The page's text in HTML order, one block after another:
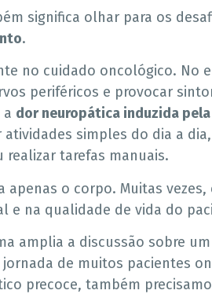
significa olhar para os
.
no cuidado oncológico. No
periféricos e provocar
a dor neuropática induzida
simples do dia a
realizar tarefas manuais.
apenas o corpo. Muitas
e na qualidade de vida do
amplia a discussão sobre
de muitos pacientes
precoce, também